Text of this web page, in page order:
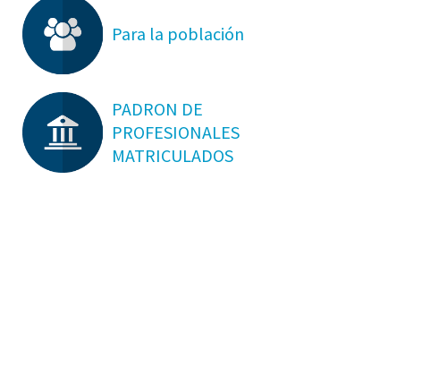
Para la población
PADRON DE
PROFESIONALES
MATRICULADOS